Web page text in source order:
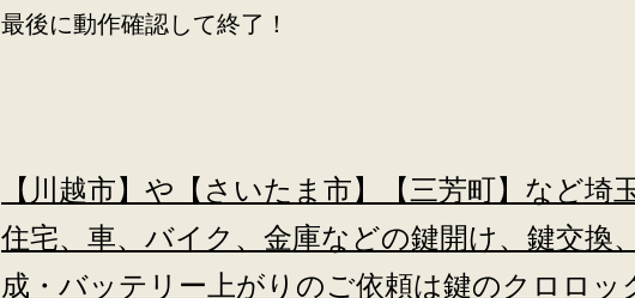
最後に動作確認して終了！
【川越市】や【さいたま市】【三芳町】など埼
住宅、車、バイク、金庫などの鍵開け、鍵交換
成・バッテリー上がりのご依頼は鍵のクロロッ